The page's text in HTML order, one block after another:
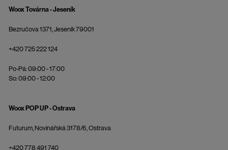
Woox Továrna - Jeseník
Bezručova 1371, Jeseník 79001
+420 725 222 124
Po-Pá: 09:00 - 17:00
So: 09:00 - 12:00
Woox POP UP - Ostrava
Futurum, Novinářská 3178/6, Ostrava
+420 778 491 740